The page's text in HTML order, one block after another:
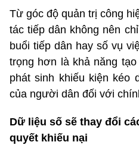
Từ góc độ quản trị công
tác tiếp dân không nên
buổi tiếp dân hay số vụ
trọng hơn là khả năng
phát sinh khiếu kiện kéo
của người dân đối với
Dữ liệu số sẽ thay đổi
quyết khiếu nại